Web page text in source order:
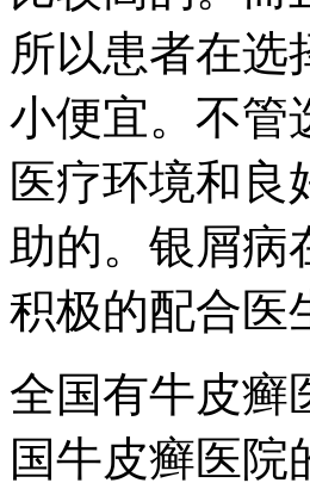
所以患者在选
小便宜。不管
医疗环境和良
助的。银屑病
积极的配合医
全国有牛皮癣
国牛皮癣医院